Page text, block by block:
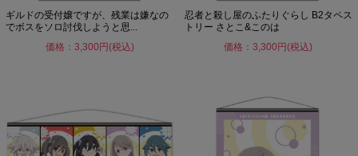
ギルドの受付嬢ですが、残業は嫌なの
でボスをソロ討伐しようと思...
価格：3,300円(税込)
忍者と殺し屋のふたりぐらし B2タペス
トリー さとこ&このは
価格：3,300円(税込)